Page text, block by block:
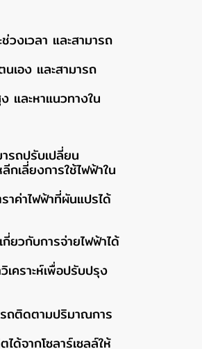
วงเวลา และสามารถ
เอง และสามารถ
และหาแนวทางใน
รถปรับเปลี่ยน
เลี่ยงการใช้ไฟฟ้าใน
าค่าไฟฟ้าที่ผันแปรได้
วกับการจ่ายไฟฟ้าได้
คราะห์เพื่อปรับปรุง
ถติดตามปริมาณการ
จากโซลาร์เซลล์ให้